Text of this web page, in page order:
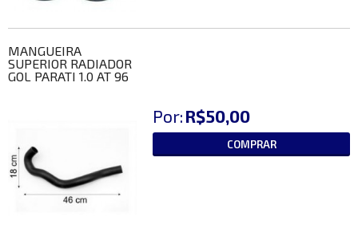
MANGUEIRA
SUPERIOR RADIADOR
GOL PARATI 1.0 AT 96
Por: R$50,00
COMPRAR